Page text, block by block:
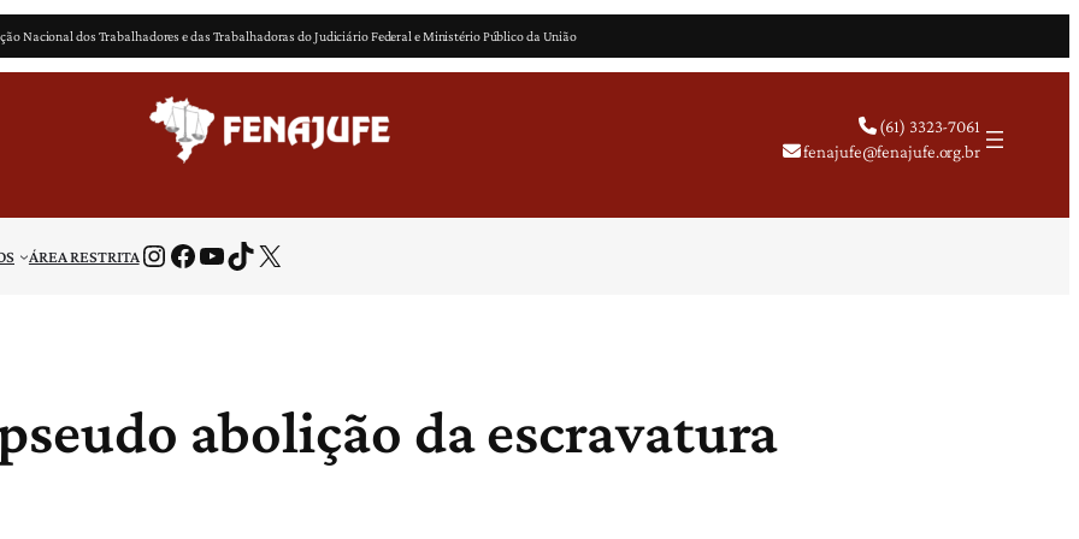
Nacional dos Trabalhadores e das Trabalhadoras do Judiciário Federal e Ministério Público da União
(61) 3323-7061
fenajufe@fenajufe.org.br
ÁREA RESTRITAInstagram Facebook Youtube TikTok X
abolição da escravatura